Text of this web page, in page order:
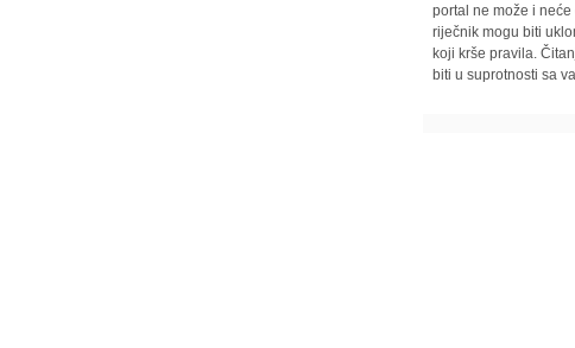
portal ne može i
riječnik mogu biti
koji krše pravila.
biti u suprotnosti sa